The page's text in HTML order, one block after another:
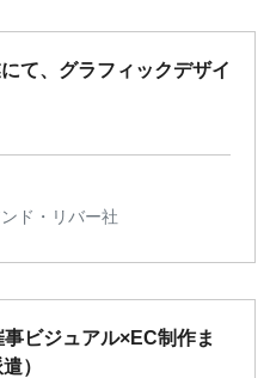
て、グラフィックデザイ
ド・リバー社
事ビジュアル×EC制作ま
）